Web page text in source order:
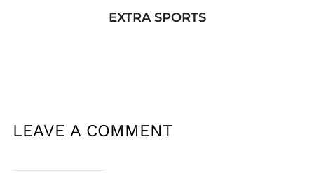
EXTRA SPORTS
LEAVE A COMMENT